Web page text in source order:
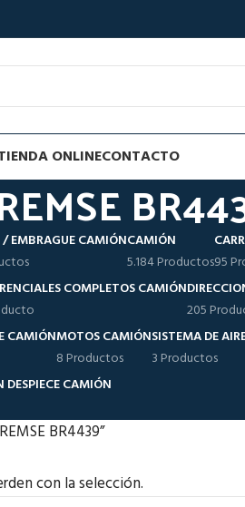
ONLINECONTACTO
EMBRAGUE CAMIÓNCAMIÓN
5.184 Productos95
COMPLETOS CAMIÓN
205
CAMIÓNMOTOS CAMIÓN
8 Productos
SISTEMA DE
3 Productos
DESPIECE CAMIÓN
BR4439”
con la selección.